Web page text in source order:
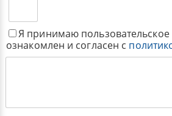
Я принимаю
ознакомлен и согласен с